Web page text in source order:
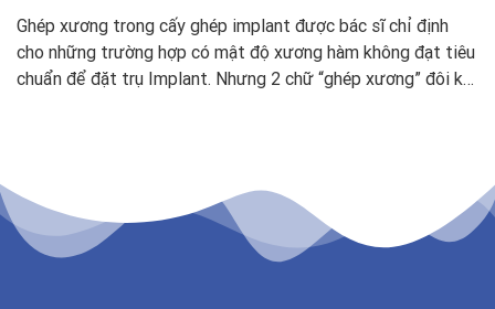
Ghép xương trong cấy ghép implant được bác sĩ chỉ định
cho những trường hợp có mật độ xương hàm không đạt tiêu
chuẩn để đặt trụ Implant. Nhưng 2 chữ “ghép xương” đôi khi